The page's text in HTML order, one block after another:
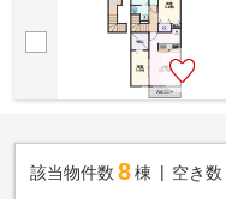
該当物件数 8棟 空き数